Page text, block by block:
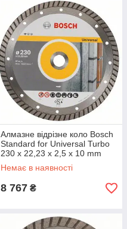
Алмазне відрізне коло Bosch
Standard for Universal Turbo
230 x 22,23 x 2,5 x 10 mm
(2608603252)
Немає в наявності
8 767 ₴